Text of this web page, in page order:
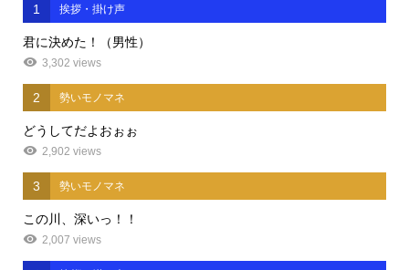
1 挨拶・掛け声
君に決めた！（男性）
3,302 views
2 勢いモノマネ
どうしてだよおぉぉ
2,902 views
3 勢いモノマネ
この川、深いっ！！
2,007 views